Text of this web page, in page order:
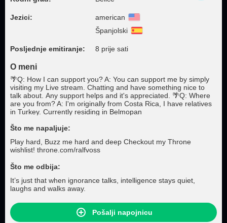
Jezici:
american
Španjolski
Posljednje emitiranje: 8 prije sati
O meni
🌴Q: How I can support you? A: You can support me by simply
visiting my Live stream. Chatting and have something nice to
talk about. Any support helps and it's appreciated. 🌴Q: Where
are you from? A: I'm originally from Costa Rica, I have relatives
in Turkey. Currently residing in Belmopan
Što me napaljuje:
Play hard, Buzz me hard and deep Checkout my Throne
wishlist! throne.com/ralfvoss
Što me odbija:
It’s just that when ignorance talks, intelligence stays quiet,
laughs and walks away.
Pošalji napojnicu